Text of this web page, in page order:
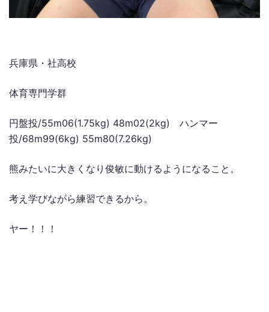
兵庫県・社高校
体育専門学群
円盤投/55m06(1.75kg) 48m02(2kg) ハンマー
投/68m99(6kg) 55m80(7.26kg)
熊みたいに大きくなり俊敏に動けるようになること。
考え学びながら練習できるから。
ヤー！！！